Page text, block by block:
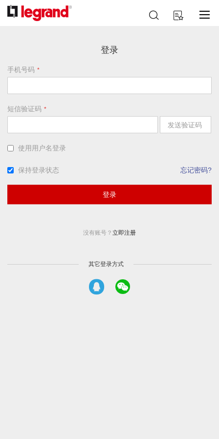
跳
到
我的购物车
索
登录
手机号码
短信验证码
发送验证码
使用用户名登录
保持登录状态 忘记密码?
登录
没有账号？ 立即注册
其它登录方式